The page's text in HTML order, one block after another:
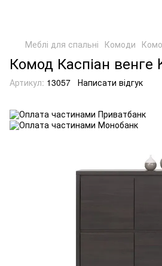
Меблі для спальні Комоди
Комод Каспіан венге
Артикул: 13057 Написати відгук